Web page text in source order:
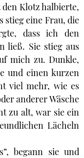
Klotz halbierte,
stieg eine Frau, die
dass ich den
ließ. Sie stieg aus
mich zu. Dunkle,
und einen kurzen
viel mehr, wie es
anderer Wäsche
zu alt, war sie ein
Lächeln
begann sie und